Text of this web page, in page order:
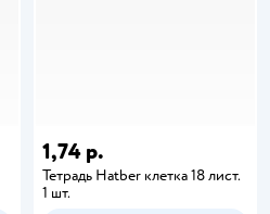
1,74 р.
Тетрадь Hatber клетка 18 лист.
1 шт.